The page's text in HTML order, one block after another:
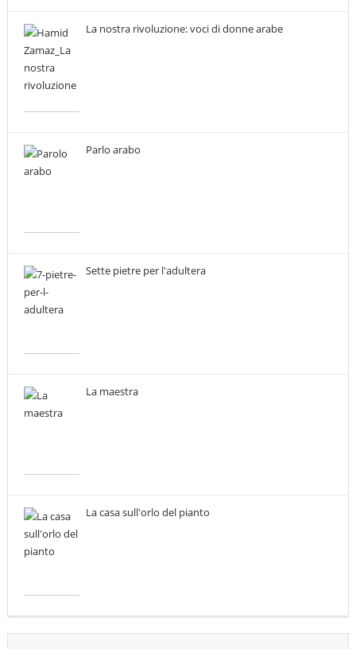
La nostra rivoluzione: voci di donne arabe
Parlo arabo
Sette pietre per l'adultera
La maestra
La casa sull'orlo del pianto